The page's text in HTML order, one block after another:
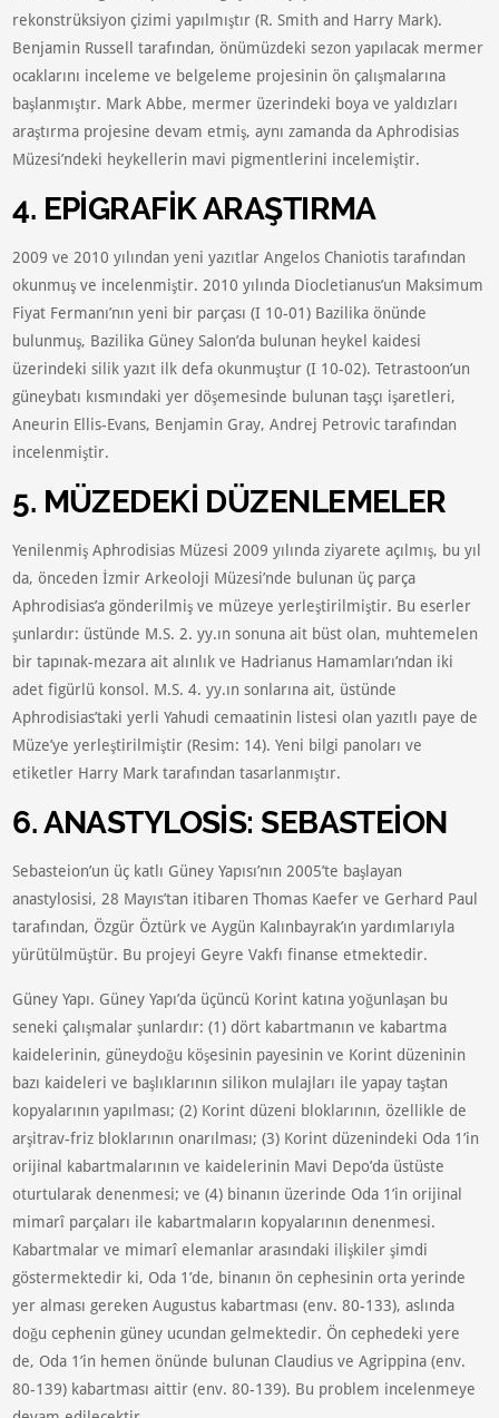
rekonstrüksiyon çizimi yapılmıştır (R. Smith and Harry Mark).
Benjamin Russell tarafından, önümüzdeki sezon yapılacak mermer
ocaklarını inceleme ve belgeleme projesinin ön çalışmalarına
başlanmıştır. Mark Abbe, mermer üzerindeki boya ve yaldızları
araştırma projesine devam etmiş, aynı zamanda da Aphrodisias
Müzesi’ndeki heykellerin mavi pigmentlerini incelemiştir.
4. EPİGRAFİK ARAŞTIRMA
2009 ve 2010 yılından yeni yazıtlar Angelos Chaniotis tarafından
okunmuş ve incelenmiştir. 2010 yılında Diocletianus’un Maksimum
Fiyat Fermanı’nın yeni bir parçası (I 10-01) Bazilika önünde
bulunmuş, Bazilika Güney Salon’da bulunan heykel kaidesi
üzerindeki silik yazıt ilk defa okunmuştur (I 10-02). Tetrastoon’un
güneybatı kısmındaki yer döşemesinde bulunan taşçı işaretleri,
Aneurin Ellis-Evans, Benjamin Gray, Andrej Petrovic tarafından
incelenmiştir.
5. MÜZEDEKİ DÜZENLEMELER
Yenilenmiş Aphrodisias Müzesi 2009 yılında ziyarete açılmış, bu yıl
da, önceden İzmir Arkeoloji Müzesi’nde bulunan üç parça
Aphrodisias’a gönderilmiş ve müzeye yerleştirilmiştir. Bu eserler
şunlardır: üstünde M.S. 2. yy.ın sonuna ait büst olan, muhtemelen
bir tapınak-mezara ait alınlık ve Hadrianus Hamamları’ndan iki
adet figürlü konsol. M.S. 4. yy.ın sonlarına ait, üstünde
Aphrodisias’taki yerli Yahudi cemaatinin listesi olan yazıtlı paye de
Müze’ye yerleştirilmiştir (Resim: 14). Yeni bilgi panoları ve
etiketler Harry Mark tarafından tasarlanmıştır.
6. ANASTYLOSİS: SEBASTEİON
Sebasteion’un üç katlı Güney Yapısı’nın 2005’te başlayan
anastylosisi, 28 Mayıs’tan itibaren Thomas Kaefer ve Gerhard Paul
tarafından, Özgür Öztürk ve Aygün Kalınbayrak’ın yardımlarıyla
yürütülmüştür. Bu projeyi Geyre Vakfı finanse etmektedir.
Güney Yapı. Güney Yapı’da üçüncü Korint katına yoğunlaşan bu
seneki çalışmalar şunlardır: (1) dört kabartmanın ve kabartma
kaidelerinin, güneydoğu köşesinin payesinin ve Korint düzeninin
bazı kaideleri ve başlıklarının silikon mulajları ile yapay taştan
kopyalarının yapılması; (2) Korint düzeni bloklarının, özellikle de
arşitrav-friz bloklarının onarılması; (3) Korint düzenindeki Oda 1’in
orijinal kabartmalarının ve kaidelerinin Mavi Depo’da üstüste
oturtularak denenmesi; ve (4) binanın üzerinde Oda 1’in orijinal
mimarî parçaları ile kabartmaların kopyalarının denenmesi.
Kabartmalar ve mimarî elemanlar arasındaki ilişkiler şimdi
göstermektedir ki, Oda 1’de, binanın ön cephesinin orta yerinde
yer alması gereken Augustus kabartması (env. 80-133), aslında
doğu cephenin güney ucundan gelmektedir. Ön cephedeki yere
de, Oda 1’in hemen önünde bulunan Claudius ve Agrippina (env.
80-139) kabartması aittir (env. 80-139). Bu problem incelenmeye